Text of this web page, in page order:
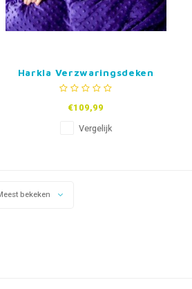
Harkla Verzwaringsdeken
€109,99
Vergelijk
bekeken